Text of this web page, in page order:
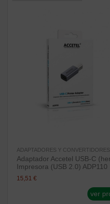
ADAPTADORES Y CONVERTIDORES
Adaptador Accetel USB-C
Impresora (USB 2.0) ADP110
15,51 €
ver